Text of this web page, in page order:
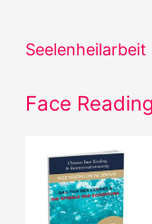
e
Seelenheilarbeit
Face